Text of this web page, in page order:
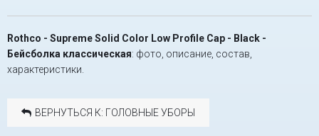
Rothco - Supreme Solid Color Low Profile Cap - Black -
Бейсболка классическая: фото, описание, состав,
характеристики.
ВЕРНУТЬСЯ К: ГОЛОВНЫЕ УБОРЫ